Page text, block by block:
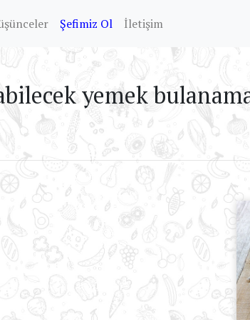
Şefimiz Ol İletişim
yemek